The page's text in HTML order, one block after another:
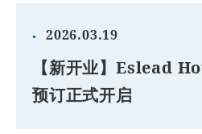
2026.03.19
【新开业】Eslead
预订正式开启